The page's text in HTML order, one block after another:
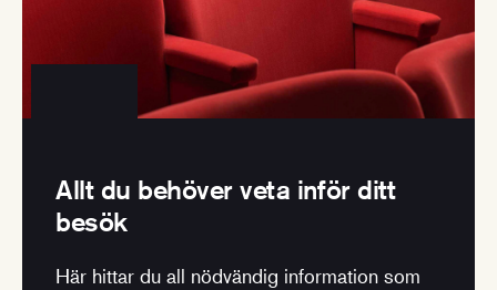
Allt du behöver veta inför ditt
besök
Här hittar du all nödvändig information som